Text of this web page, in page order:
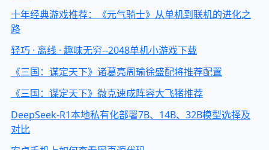
十年经典游戏推荐：《元气骑士》从单机到联机的进化之
路
轻巧 · 离线 · 趣味无穷--2048单机小游戏下载
《三国：谋定天下》诸葛亮周瑜徐盛配将推荐配置
《三国：谋定天下》微克速成阵容大飞猪推荐
DeepSeek-R1本地私有化部署7B、14B、32B模型选择及
对比